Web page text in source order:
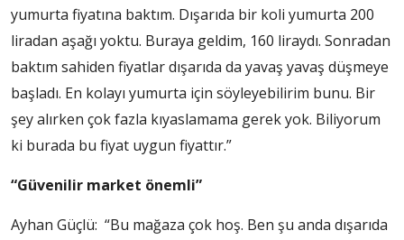
yumurta fiyatına baktım. Dışarıda bir koli yumurta 200
liradan aşağı yoktu. Buraya geldim, 160 liraydı. Sonradan
baktım sahiden fiyatlar dışarıda da yavaş yavaş düşmeye
başladı. En kolayı yumurta için söyleyebilirim bunu. Bir
şey alırken çok fazla kıyaslamama gerek yok. Biliyorum
ki burada bu fiyat uygun fiyattır.”
“Güvenilir market önemli”
Ayhan Güçlü: “Bu mağaza çok hoş. Ben şu anda dışarıda